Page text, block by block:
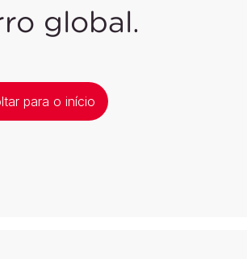
global.
para o início